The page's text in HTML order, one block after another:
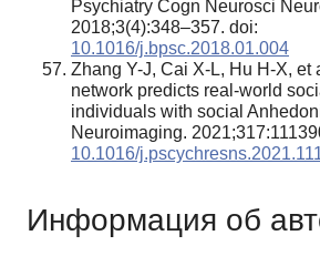
Psychiatry Cogn Neurosci
2018;3(4):348–357. doi:
10.1016/j.bpsc.2018.01.004
Zhang Y-J, Cai X-L, Hu H-X, et
network predicts real-world
individuals with social
Neuroimaging.
10.1016/
Информация об